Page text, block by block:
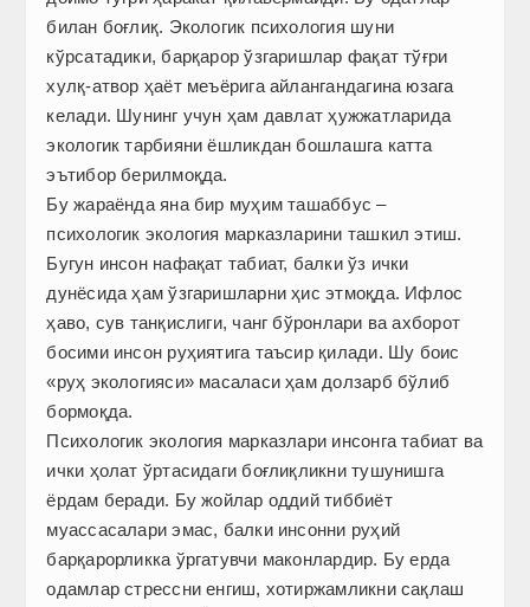
билан боғлиқ. Экологик психология шуни
кўрсатадики, барқарор ўзгаришлар фақат тўғри
хулқ-атвор ҳаёт меъёрига айлангандагина юзага
келади. Шунинг учун ҳам давлат ҳужжатларида
экологик тарбияни ёшликдан бошлашга катта
эътибор берилмоқда.
Бу жараёнда яна бир муҳим ташаббус –
психологик экология марказларини ташкил этиш.
Бугун инсон нафақат табиат, балки ўз ички
дунёсида ҳам ўзгаришларни ҳис этмоқда. Ифлос
ҳаво, сув танқислиги, чанг бўронлари ва ахборот
босими инсон руҳиятига таъсир қилади. Шу боис
«руҳ экологияси» масаласи ҳам долзарб бўлиб
бормоқда.
Психологик экология марказлари инсонга табиат ва
ички ҳолат ўртасидаги боғлиқликни тушунишга
ёрдам беради. Бу жойлар оддий тиббиёт
муассасалари эмас, балки инсонни руҳий
барқарорликка ўргатувчи маконлардир. Бу ерда
одамлар стрессни енгиш, хотиржамликни сақлаш